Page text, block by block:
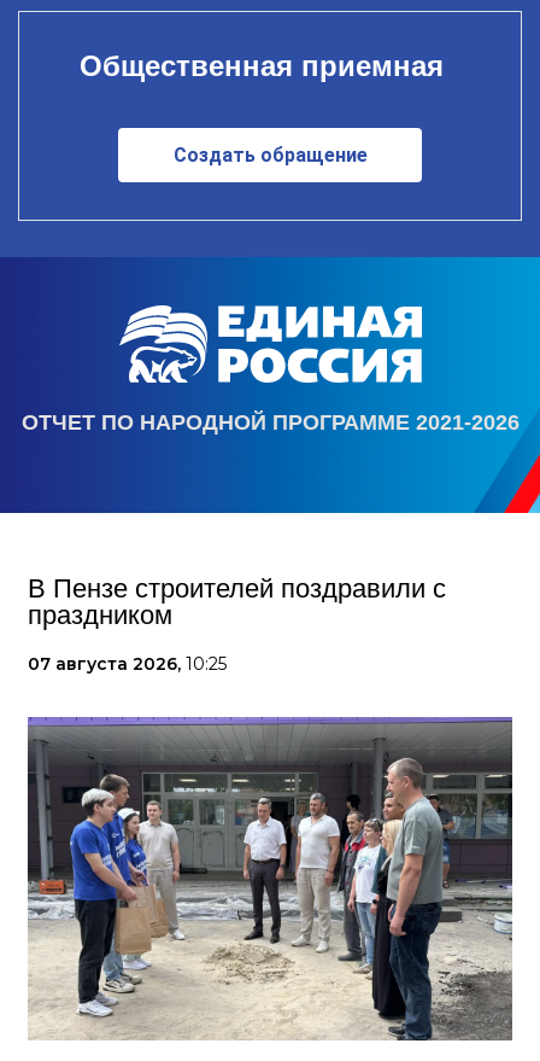
Общественная приемная
Создать обращение
ОТЧЕТ ПО НАРОДНОЙ ПРОГРАММЕ 2021-2026
В Пензе строителей поздравили с
праздником
07 августа 2026, 10:25